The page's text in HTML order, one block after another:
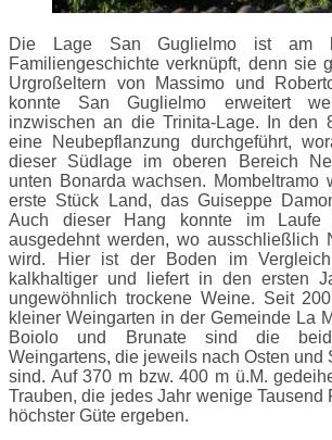
Die Lage San Guglielmo ist am
Familiengeschichte verknüpft, denn sie
Urgroßeltern von Massimo und
konnte San Guglielmo erweitert
inzwischen an die Trinita-Lage. In den
eine Neubepflanzung durchgeführt,
dieser Südlage im oberen Bereich
unten Bonarda wachsen. Mombeltramo
erste Stück Land, das Guiseppe
Auch dieser Hang konnte im Laufe
ausgedehnt werden, wo ausschließlich
wird. Hier ist der Boden im
kalkhaltiger und liefert in den ersten
ungewöhnlich trockene Weine. Seit
kleiner Weingarten in der Gemeinde La
Boiolo und Brunate sind die
Weingartens, die jeweils nach Osten und
sind. Auf 370 m bzw. 400 m ü.M.
Trauben, die jedes Jahr wenige Tausend
höchster Güte ergeben.